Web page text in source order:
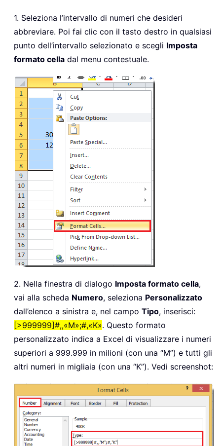
1. Seleziona l’intervallo di numeri che desideri
abbreviare. Poi fai clic con il tasto destro in qualsiasi
punto dell’intervallo selezionato e scegli Imposta
formato cella dal menu contestuale.
2. Nella finestra di dialogo Imposta formato cella,
vai alla scheda Numero, seleziona Personalizzato
dall’elenco a sinistra e, nel campo Tipo, inserisci:
[>999999]#,,«M»;#,«K». Questo formato
personalizzato indica a Excel di visualizzare i numeri
superiori a 999.999 in milioni (con una “M”) e tutti gli
altri numeri in migliaia (con una “K”). Vedi screenshot: